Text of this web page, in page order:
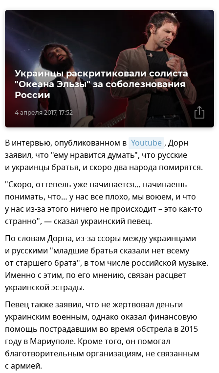
4 апреля 2017, 17:52
Украинцы раскритиковали солиста
"Океана Эльзы" за соболезнования
России
В интервью, опубликованном в Youtube , Дорн
заявил, что "ему нравится думать", что русские
и украинцы братья, и скоро два народа помирятся.
"Скоро, оттепель уже начинается… начинаешь
понимать, что… у нас все плохо, мы воюем, и что
у нас из-за этого ничего не происходит – это как-то
странно", — сказал украинский певец.
По словам Дорна, из-за ссоры между украинцами
и русскими "младшие братья сказали нет всему
от старшего брата", в том числе российской музыке.
Именно с этим, по его мнению, связан расцвет
украинской эстрады.
Певец также заявил, что не жертвовал деньги
украинским военным, однако оказал финансовую
помощь пострадавшим во время обстрела в 2015
году в Мариуполе. Кроме того, он помогал
благотворительным организациям, не связанным
с армией.